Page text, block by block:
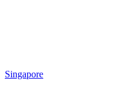
Singapore